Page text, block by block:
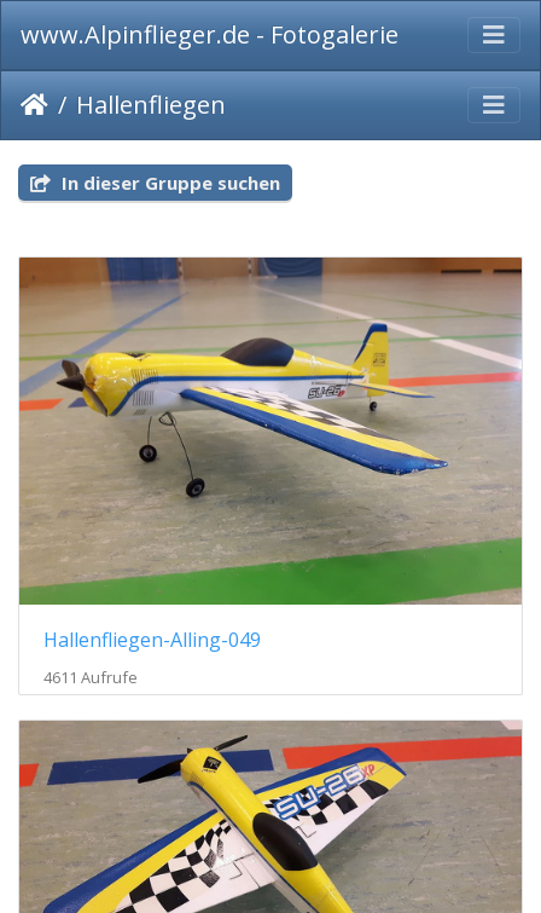
www.Alpinflieger.de - Fotogalerie
Hallenfliegen
In dieser Gruppe suchen
Hallenfliegen-Alling-049
4611 Aufrufe